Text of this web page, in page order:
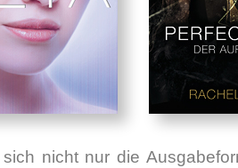
nicht nur die